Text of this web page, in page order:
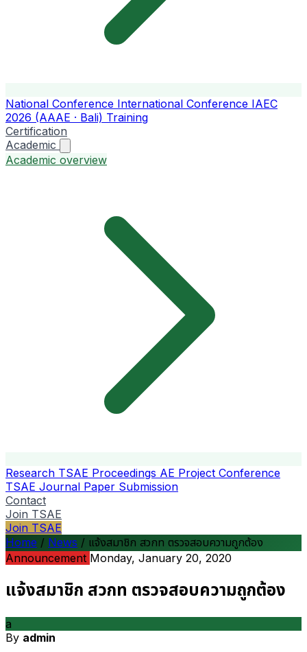
National Conference International Conference IAEC
2026 (AAAE · Bali) Training
Certification
Academic
Academic overview
Research TSAE Proceedings AE Project Conference
TSAE Journal Paper Submission
Contact
Join TSAE
Join TSAE
Home / News / แจ้งสมาชิก สวกท ตรวจสอบความถูกต้อง
Announcement Monday, January 20, 2020
แจ้งสมาชิก สวกท ตรวจสอบความถูกต้อง
a
By admin